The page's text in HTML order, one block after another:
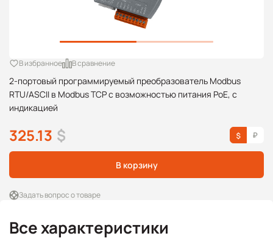
2-портовый программируемый преобразователь Modbus
RTU/ASCII в Modbus TCP с возможностью питания PoE, с
индикацией
В избранное В сравнение
325.13 $
В корзину
Задать вопрос о товаре
Все характеристики